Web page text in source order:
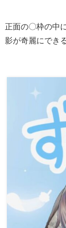
正面の〇枠の中
影が奇麗にでき